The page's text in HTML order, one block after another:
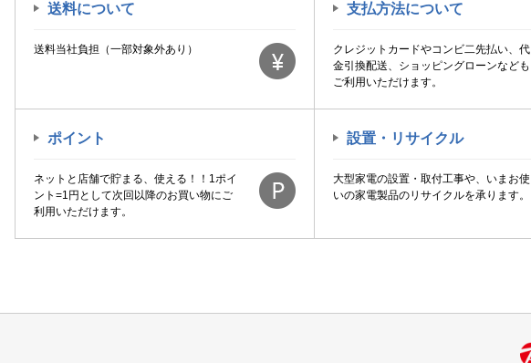
送料について
送料当社負担（一部対象外あり）
支払方法について
クレジットカードやコンビ二先払い、代
金引換配送、ショッピングローンなども
ご利用いただけます。
ポイント
ネットと店舗で貯まる、使える！！1ポイ
ント=1円として次回以降のお買い物にご
利用いただけます。
設置・リサイクル
大型家電の設置・取付工事や、いまお使
いの家電製品のリサイクルを承ります。